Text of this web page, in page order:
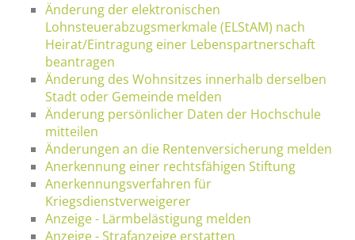
Änderung der elektronischen
Lohnsteuerabzugsmerkmale (ELStAM) nach
Heirat/Eintragung einer Lebenspartnerschaft
beantragen
Änderung des Wohnsitzes innerhalb derselben
Stadt oder Gemeinde melden
Änderung persönlicher Daten der Hochschule
mitteilen
Änderungen an die Rentenversicherung melden
Anerkennung einer rechtsfähigen Stiftung
Anerkennungsverfahren für
Kriegsdienstverweigerer
Anzeige - Lärmbelästigung melden
Anzeige - Strafanzeige erstatten